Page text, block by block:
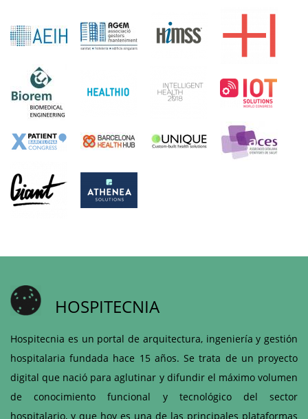
HOSPITECNIA
Hospitecnia es un portal de arquitectura, ingeniería y gestión
hospitalaria fundada hace 15 años. Se trata de un proyecto
digital que nació para aglutinar y difundir el máximo volumen
de conocimiento funcional y tecnológico del sector
hospitalario, y que hoy es una de las principales plataformas